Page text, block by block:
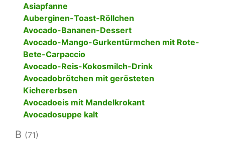
Asiapfanne
Auberginen-Toast-Röllchen
Avocado-Bananen-Dessert
Avocado-Mango-Gurkentürmchen mit Rote-
Bete-Carpaccio
Avocado-Reis-Kokosmilch-Drink
Avocadobrötchen mit gerösteten
Kichererbsen
Avocadoeis mit Mandelkrokant
Avocadosuppe kalt
B (71)